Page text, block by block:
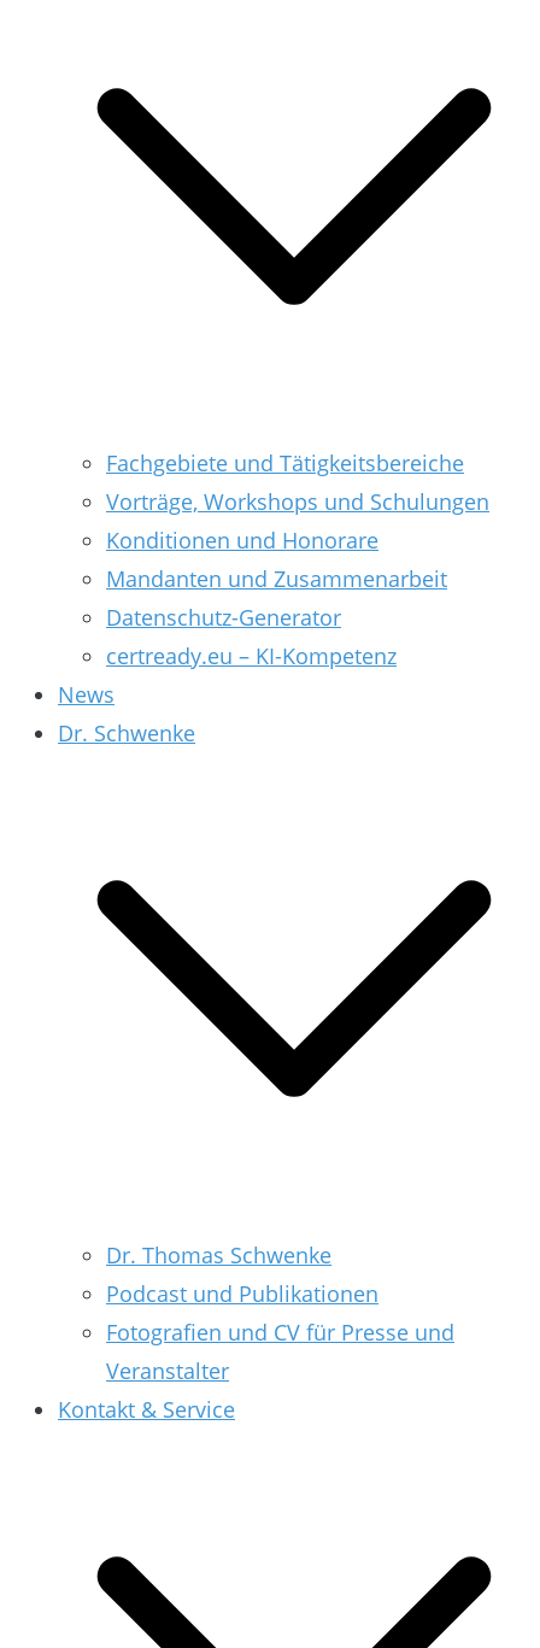
Fachgebiete und Tätigkeitsbereiche
Vorträge, Workshops und Schulungen
Konditionen und Honorare
Mandanten und Zusammenarbeit
Datenschutz-Generator
certready.eu – KI-Kompetenz
News
Dr. Schwenke
Dr. Thomas Schwenke
Podcast und Publikationen
Fotografien und CV für Presse und
Veranstalter
Kontakt & Service